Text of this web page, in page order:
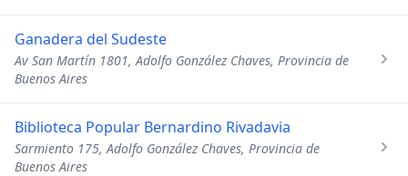
Ganadera del Sudeste
Av San Martín 1801, Adolfo González Chaves, Provincia de
Buenos Aires
Biblioteca Popular Bernardino Rivadavia
Sarmiento 175, Adolfo González Chaves, Provincia de
Buenos Aires